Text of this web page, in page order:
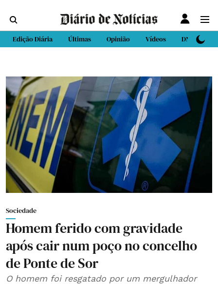
Edição Diária Últimas Opinião Vídeos DN Sport
Sociedade
Homem ferido com gravidade
após cair num poço no concelho
de Ponte de Sor
O homem foi resgatado por um mergulhador